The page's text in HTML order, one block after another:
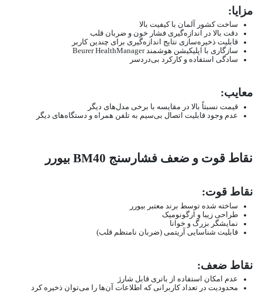
مزایا:
ساخت کشور آلمان با کیفیت بالا
دقت بالا در اندازه‌گیری فشار خون و ضربان قلب
قابلیت ذخیره‌سازی نتایج اندازه‌گیری برای چندین کاربر
سازگاری با اپلیکیشن هوشمند Beurer HealthManager
سادگی استفاده و کارکرد بی‌دردسر
معایب:
قیمت نسبتاً بالا در مقایسه با برخی مدل‌های دیگر
عدم وجود قابلیت اتصال بی‌سیم به تلفن همراه و دستگاه‌های دیگر
نقاط قوت و ضعف فشارسنج BM40 بیورر
نقاط قوت:
ساخته شده توسط برند معتبر بیورر
طراحی زیبا و ارگونومیک
نمایشگر بزرگ و خوانا
قابلیت شناسایی آریتمی (ضربان نامنظم قلب)
نقاط ضعف:
عدم امکان استفاده از باتری قابل شارژ
محدودیت در تعداد کاربرانی که اطلاعات آن‌ها را می‌توان ذخیره کرد